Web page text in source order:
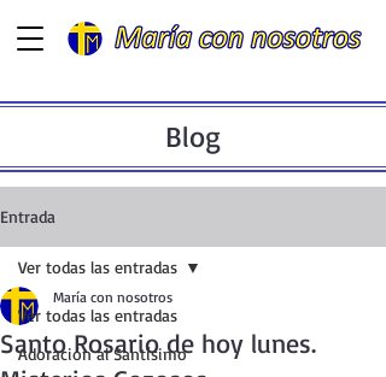
Blog
Entrada
Ver todas las entradas
Adoración al Santísimo
Ver todas las entradas
Santo Rosario de hoy lunes.
María con nosotros